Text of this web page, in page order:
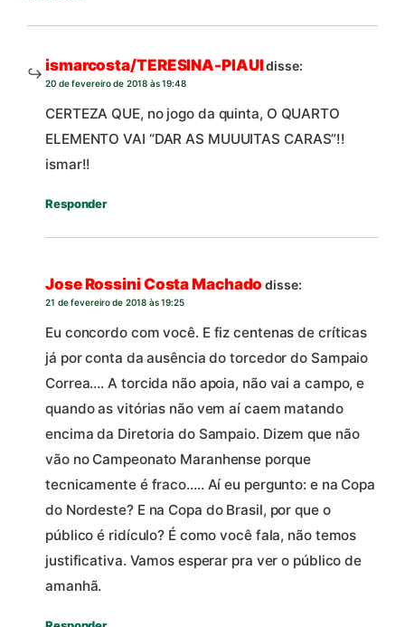
ismarcosta/TERESINA-PIAUIdisse:
20 de fevereiro de 2018 às 19:48
CERTEZA QUE, no jogo da quinta, O QUARTO
ELEMENTO VAI “DAR AS MUUUITAS CARAS”!!
ismar!!
Responder
Jose Rossini Costa Machado disse:
21 de fevereiro de 2018 às 19:25
Eu concordo com você. E fiz centenas de críticas
já por conta da ausência do torcedor do Sampaio
Correa…. A torcida não apoia, não vai a campo, e
quando as vitórias não vem aí caem matando
encima da Diretoria do Sampaio. Dizem que não
vão no Campeonato Maranhense porque
tecnicamente é fraco….. Aí eu pergunto: e na Copa
do Nordeste? E na Copa do Brasil, por que o
público é ridículo? É como você fala, não temos
justificativa. Vamos esperar pra ver o público de
amanhã.